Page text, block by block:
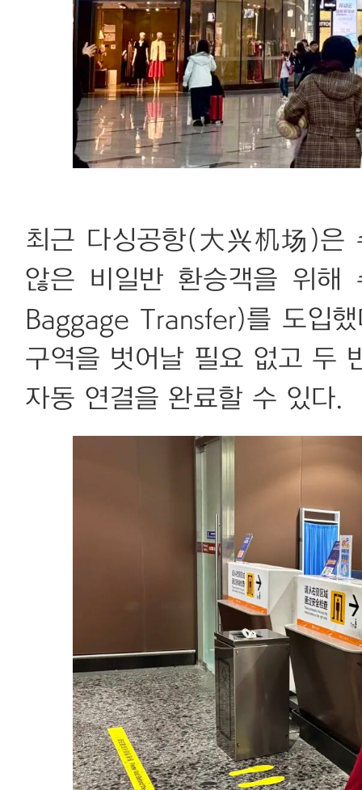
최근 다싱공항(大兴机场)은
않은 비일반 환승객을 위해
Baggage Transfer)를 도입
구역을 벗어날 필요 없고 두
자동 연결을 완료할 수 있다.